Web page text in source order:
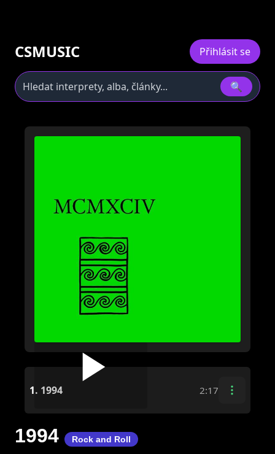
CSMUSIC Přihlásit se
🔍
1. 1994 2:17
1994 Rock and Roll